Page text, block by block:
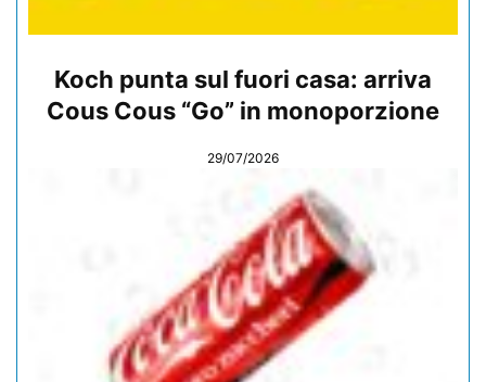
Koch punta sul fuori casa: arriva
Cous Cous “Go” in monoporzione
29/07/2026